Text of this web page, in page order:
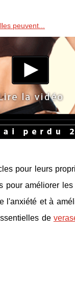
peuvent...
pour leurs
améliorer
l'anxiété et à
de